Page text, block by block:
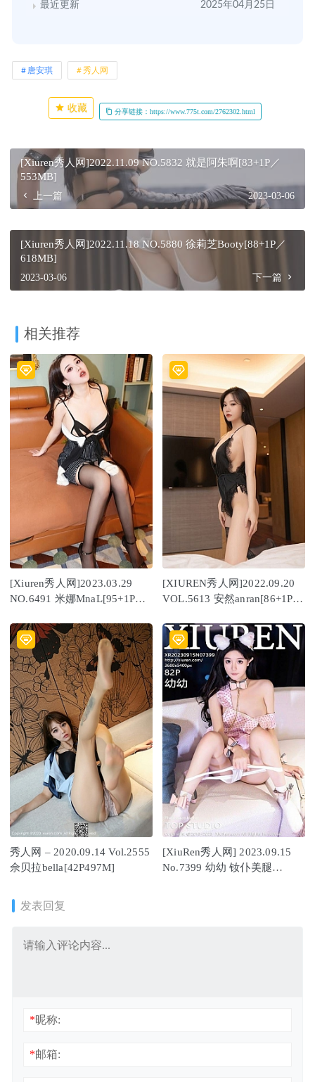
最近更新 2025年04月25日
唐安琪 秀人网
收藏 分享链接：https://www.775t.com/2762302.html
[Xiuren秀人网]2022.11.09 NO.5832 就是阿朱啊[83+1P／
553MB]
上一篇 2023-03-06
[Xiuren秀人网]2022.11.18 NO.5880 徐莉芝Booty[88+1P／
618MB]
2023-03-06 下一篇
相关推荐
[Xiuren秀人网]2023.03.29
NO.6491 米娜MnaL[95+1P／
[XIUREN秀人网]2022.09.20
VOL.5613 安然anran[86+1P／
秀人网 – 2020.09.14 Vol.2555
佘贝拉bella[42P497M]
[XiuRen秀人网] 2023.09.15
No.7399 幼幼 钕仆美腿
发表回复
*昵称:
*邮箱: